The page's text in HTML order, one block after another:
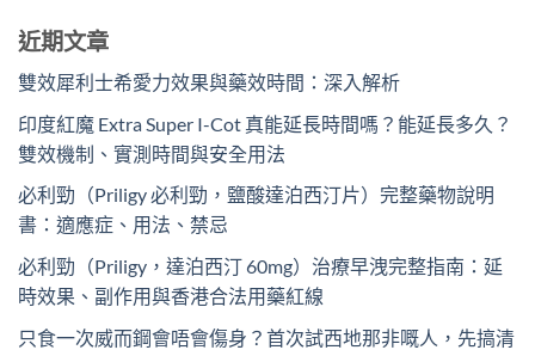
近期文章
雙效犀利士希愛力效果與藥效時間：深入解析
印度紅魔 Extra Super I-Cot 真能延長時間嗎？能延長多久？
雙效機制、實測時間與安全用法
必利勁（Priligy 必利勁，鹽酸達泊西汀片）完整藥物說明
書：適應症、用法、禁忌
必利勁（Priligy，達泊西汀 60mg）治療早洩完整指南：延
時效果、副作用與香港合法用藥紅線
只食一次威而鋼會唔會傷身？首次試西地那非嘅人，先搞清